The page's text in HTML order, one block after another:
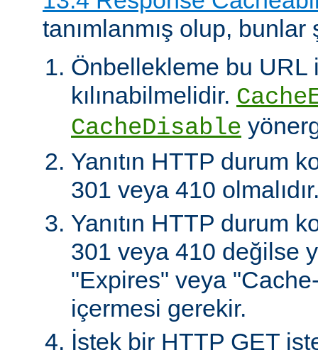
tanımlanmış olup,
Önbellekleme bu URL
kılınabilmelidir.
CacheDisable
Yanıtın HTTP durum
301 veya 410
Yanıtın HTTP durum
301 veya 410 değilse
"Expires" veya
içermesi gerekir.
İstek bir HTTP GET